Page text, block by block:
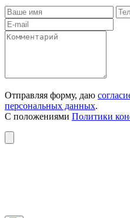
Отправляя форму, даю
персональных данных.
С положениями Политики